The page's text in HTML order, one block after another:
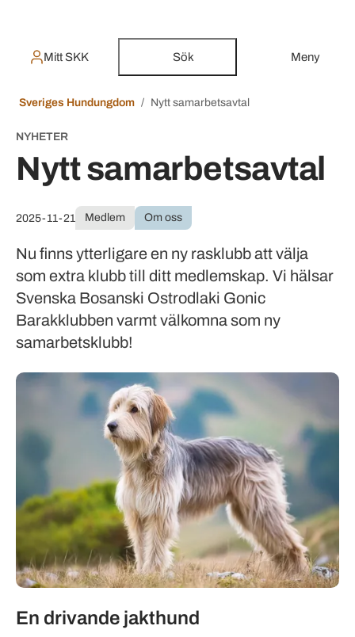
Mitt SKK Sök Meny
Sveriges Hundungdom Nytt samarbetsavtal
Nytt samarbetsavtal
NYHETER
2025-11-21 Medlem Om oss
Nu finns ytterligare en ny rasklubb att välja
som extra klubb till ditt medlemskap. Vi hälsar
Svenska Bosanski Ostrodlaki Gonic
Barakklubben varmt välkomna som ny
samarbetsklubb!
En drivande jakthund